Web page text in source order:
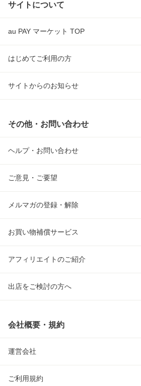
サイトについて
au PAY マーケット TOP
はじめてご利用の方
サイトからのお知らせ
その他・お問い合わせ
ヘルプ・お問い合わせ
ご意見・ご要望
メルマガの登録・解除
お買い物補償サービス
アフィリエイトのご紹介
出店をご検討の方へ
会社概要・規約
運営会社
ご利用規約